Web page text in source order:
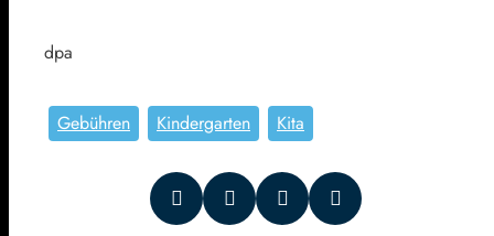
dpa
Gebühren Kindergarten Kita